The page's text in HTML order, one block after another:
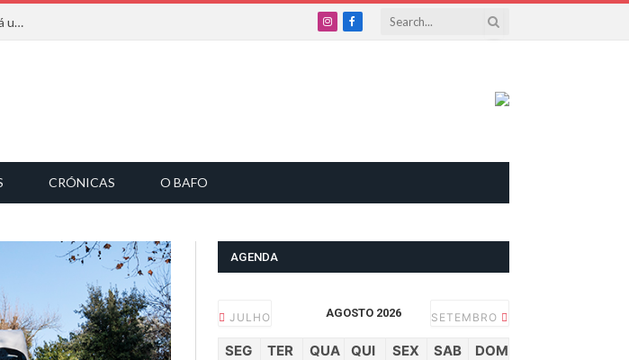
Mucho Flow alarga leque de convidados com 8 performances (e há uma saída)
InstagramFacebook
CRÓNICAS O BAFO
AGENDA
JULHO AGOSTO 2026 SETEMBRO
SEG TER QUA QUI SEX SAB DOM